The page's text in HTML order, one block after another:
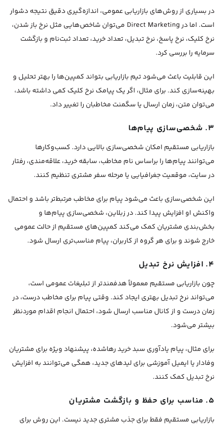
در بسیاری از روش‌های بازاریابی عمومی، اندازه‌گیری دقیق نتیجه دشوار
است. اما در Direct Marketing می‌توان شاخص‌هایی مثل نرخ باز شدن،
نرخ کلیک، نرخ پاسخ، نرخ تبدیل، تعداد خرید، تعداد ثبت‌نام و بازگشت
سرمایه را بررسی کرد.
این قابلیت باعث می‌شود تیم بازاریابی بتواند کمپین‌ها را بهتر تحلیل و
بهینه‌سازی کند. برای مثال، اگر یک پیامک نرخ کلیک کمی داشته باشد،
می‌توان متن، زمان ارسال یا سگمنت مخاطبان را تغییر داد.
۳. شخصی‌سازی پیام‌ها
بازاریابی مستقیم امکان شخصی‌سازی بالایی دارد. کسب‌وکارها
می‌توانند پیام‌ها را براساس نام مخاطب، سابقه خرید، علاقه‌مندی، رفتار
در سایت، موقعیت جغرافیایی یا مرحله سفر مشتری تنظیم کنند.
این شخصی‌سازی باعث می‌شود پیام برای مخاطب مرتبط‌تر باشد و احتمال
واکنش او افزایش پیدا کند. در زبلاین، شخصی‌سازی پیام‌ها و
بخش‌بندی مشتریان کمک می‌کند کمپین‌های مستقیم از حالت عمومی
خارج شوند و برای هر گروه از کاربران، پیام مناسب‌تری ارسال شود.
۴. افزایش نرخ تبدیل
چون بازاریابی مستقیم معمولاً هدفمندتر از تبلیغات عمومی است،
می‌تواند نرخ تبدیل بهتری ایجاد کند. وقتی پیام برای مخاطب درست، در
زمان درست و از کانال مناسب ارسال شود، احتمال انجام اقدام موردنظر
بیشتر می‌شود.
برای مثال، پیام یادآوری سبد خرید رهاشده، پیشنهاد ویژه برای مشتریان
وفادار یا ایمیل آموزشی برای لیدهای جدید، همگی می‌توانند به افزایش
نرخ تبدیل کمک کنند.
۵. مناسب برای حفظ و بازگشت مشتریان
بازاریابی مستقیم فقط برای جذب مشتری جدید نیست. این روش برای